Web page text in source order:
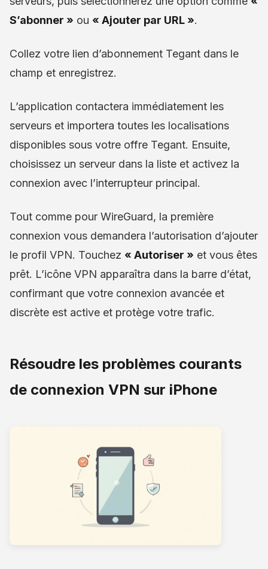
S’abonner » ou « Ajouter par URL ».
Collez votre lien d’abonnement Tegant dans le
champ et enregistrez.
L’application contactera immédiatement les
serveurs et importera toutes les localisations
disponibles sous votre offre Tegant. Ensuite,
choisissez un serveur dans la liste et activez la
connexion avec l’interrupteur principal.
Tout comme pour WireGuard, la première
connexion vous demandera l’autorisation d’ajouter
le profil VPN. Touchez « Autoriser » et vous êtes
prêt. L’icône VPN apparaîtra dans la barre d’état,
confirmant que votre connexion avancée et
discrète est active et protège votre trafic.
Résoudre les problèmes courants
de connexion VPN sur iPhone